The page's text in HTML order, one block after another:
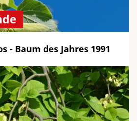
- Baum des Jahres 1991